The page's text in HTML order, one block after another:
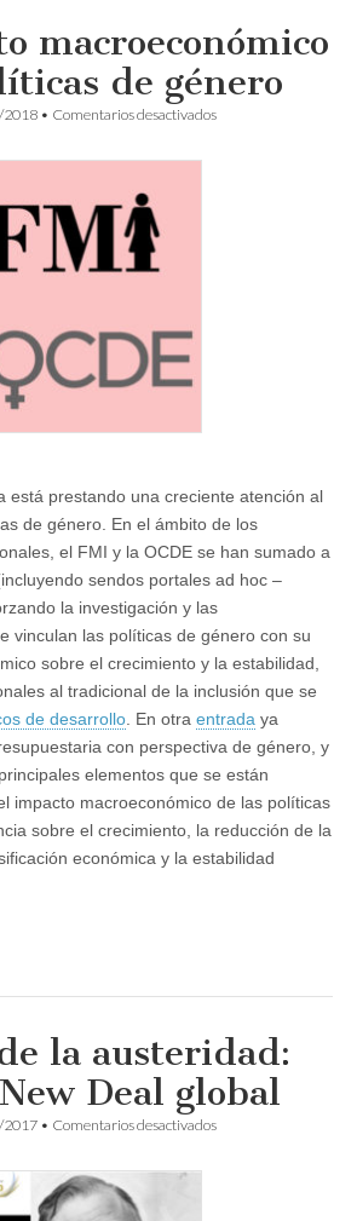
macroeconómico
de género
• Comentarios desactivadosen
está prestando una creciente atención al
de género. En el ámbito de los
el FMI y la OCDE se han sumado a
sendos portales ad hoc ‒
la investigación y las
vinculan las políticas de género con su
sobre el crecimiento y la estabilidad,
al tradicional de la inclusión que se
de desarrollo . En otra entrada ya
con perspectiva de género, y
elementos que se están
impacto macroeconómico de las políticas
sobre el crecimiento, la reducción de la
económica y la estabilidad
la austeridad:
Deal global
2017 • Comentarios desactivadosen